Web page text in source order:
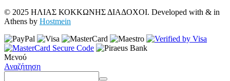
© 2025 ΗΛΙΑΣ ΚΟΚΚΩΝΗΣ ΔΙΑΔΟΧΟΙ. Developed with & in
Athens by Hostmein
Μενού
Αναζήτηση